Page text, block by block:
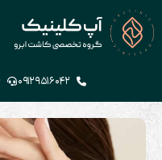
۰۹۱۲۹۵۱۶۰۴۲